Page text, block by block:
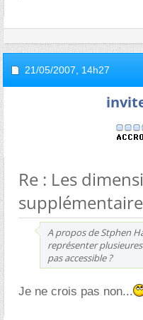
21/05/2007, 14h27
Re : Les
A propos de Stphen
représenter
pas accessible ?
Je ne crois pas non...